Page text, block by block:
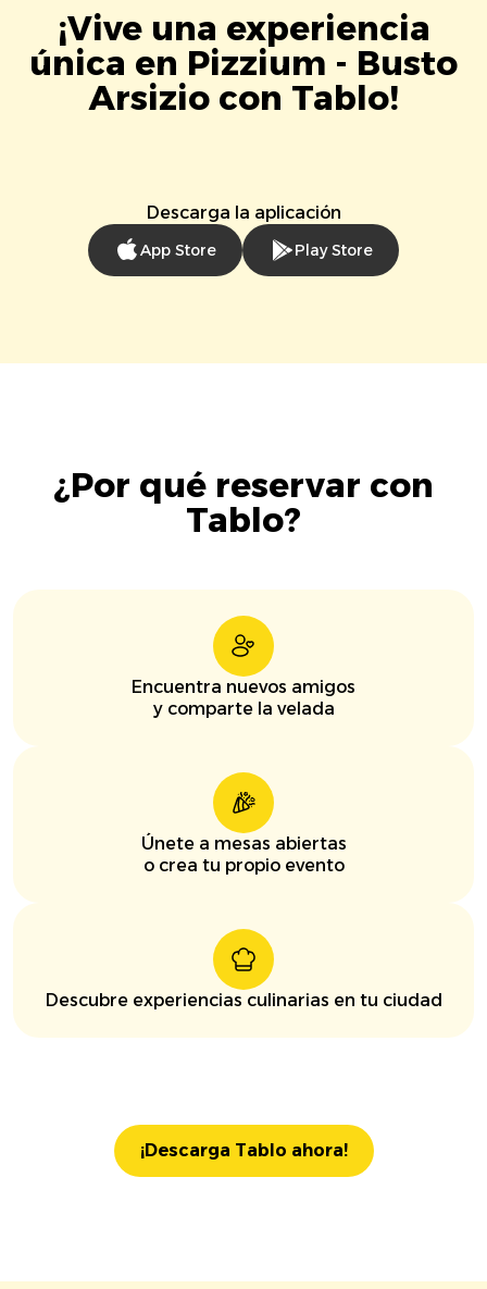
¡Vive una experiencia
única en Pizzium - Busto
Arsizio con Tablo!
Descarga la aplicación
App Store Play Store
¿Por qué reservar con
Tablo?
Encuentra nuevos amigos
y comparte la velada
Únete a mesas abiertas
o crea tu propio evento
Descubre experiencias culinarias en tu ciudad
¡Descarga Tablo ahora!